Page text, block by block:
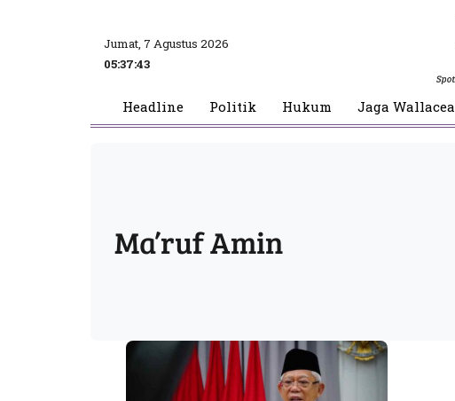
Jumat, 7 Agustus 2026
05:37:43
Headline Politik Hukum Jaga Wallacea
Ma’ruf Amin